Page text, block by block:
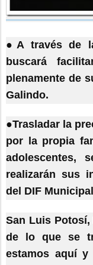
●A través de
buscará
plenamente de
Galindo.
●Trasladar la
por la propia
adolescentes,
realizarán sus
del DIF
San Luis Potosí,
de lo que se
estamos aquí y